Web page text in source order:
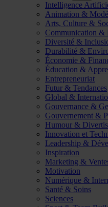
Intelligence
Animation &
Arts, Culture &
Communication &
Diversité &
Durabilité &
Économie &
Éducation &
Entrepreneuriat
Futur & Tendances
Global &
Gouvernance &
Gouvernement &
Humour &
Innovation et
Leadership &
Inspiration
Marketing &
Motivation
Numérique &
Santé & Soins
Sciences